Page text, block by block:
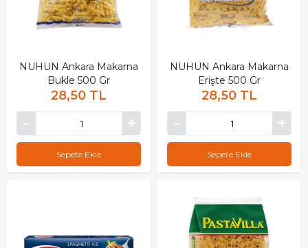
NUHUN Ankara Makarna
Bukle 500 Gr
28,50 TL
Sepete Ekle
NUHUN Ankara Makarna
Erişte 500 Gr
28,50 TL
Sepete Ekle